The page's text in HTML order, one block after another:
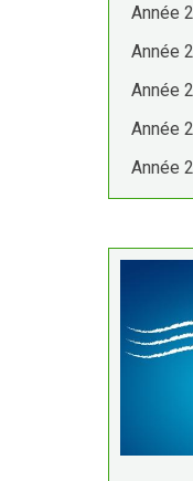
Année
Année
Année
Année
Année